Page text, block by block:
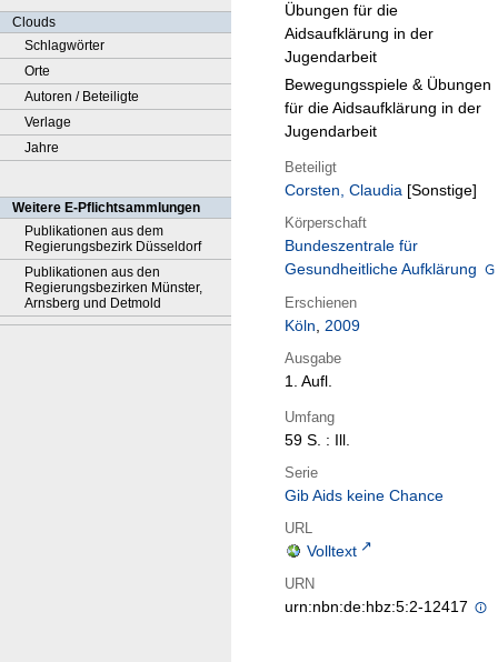
Clouds
Schlagwörter
Orte
Autoren / Beteiligte
Verlage
Jahre
Weitere E-Pflichtsammlungen
Publikationen aus dem
Regierungsbezirk Düsseldorf
Publikationen aus den
Regierungsbezirken Münster,
Arnsberg und Detmold
Übungen für die
Aidsaufklärung in der
Jugendarbeit
Bewegungsspiele & Übungen
für die Aidsaufklärung in der
Jugendarbeit
Beteiligt
Corsten, Claudia [Sonstige]
Körperschaft
Bundeszentrale für
Gesundheitliche Aufklärung
Erschienen
Köln, 2009
Ausgabe
1. Aufl.
Umfang
59 S. : Ill.
Serie
Gib Aids keine Chance
URL
Volltext
URN
urn:nbn:de:hbz:5:2-12417